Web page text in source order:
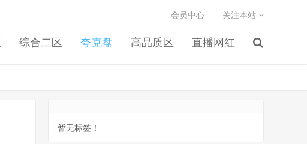
综合二区 夸克盘 高品质区 直播网红
会员中心 关注本站
暂无标签！